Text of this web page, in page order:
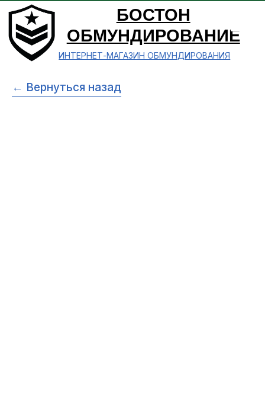
БОСТОН
ОБМУНДИРОВАНИЕ
ИНТЕРНЕТ-МАГАЗИН ОБМУНДИРОВАНИЯ
← Вернуться назад